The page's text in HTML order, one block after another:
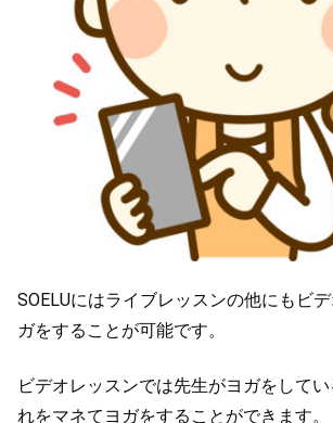
SOELUにはライブレッスンの他にもビ
ガをすることが可能です。
ビデオレッスンでは先生がヨガをして
れをマネてヨガをすることができます。